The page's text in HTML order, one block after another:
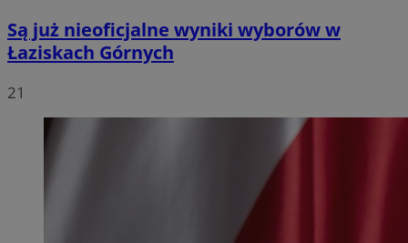
Są już nieoficjalne wyniki wyborów w
Łaziskach Górnych
21